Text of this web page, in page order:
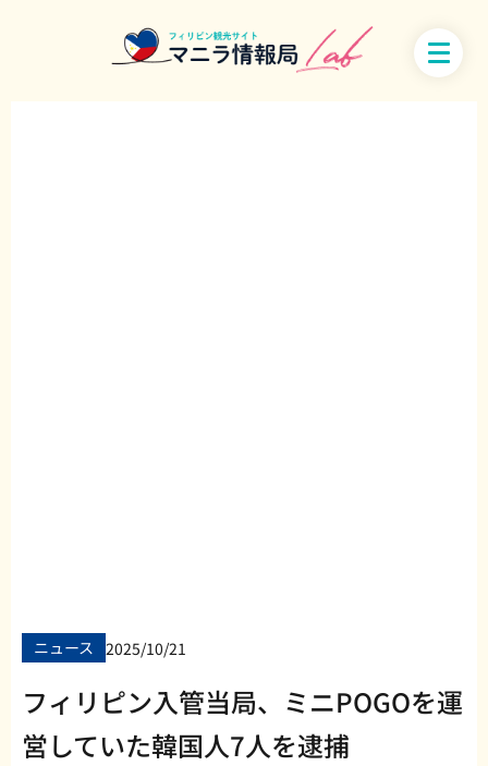
ニュース 2025/10/21
フィリピン入管当局、ミニPOGOを運
営していた韓国人7人を逮捕